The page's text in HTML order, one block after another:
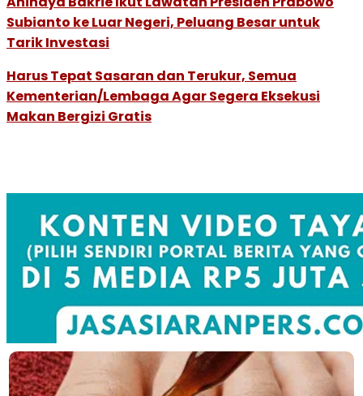
Subianto ke Luar Negeri, Peluang Besar untuk
Tarik Investasi
Harus Tepat Sasaran dan Terukur, Semua
Kementerian/Lembaga Agar Segera Eksekusi
Makan Bergizi Gratis